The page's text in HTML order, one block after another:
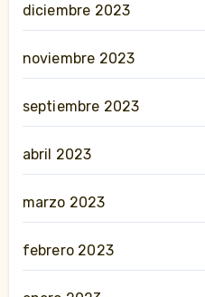
diciembre 2023
noviembre 2023
septiembre 2023
abril 2023
marzo 2023
febrero 2023